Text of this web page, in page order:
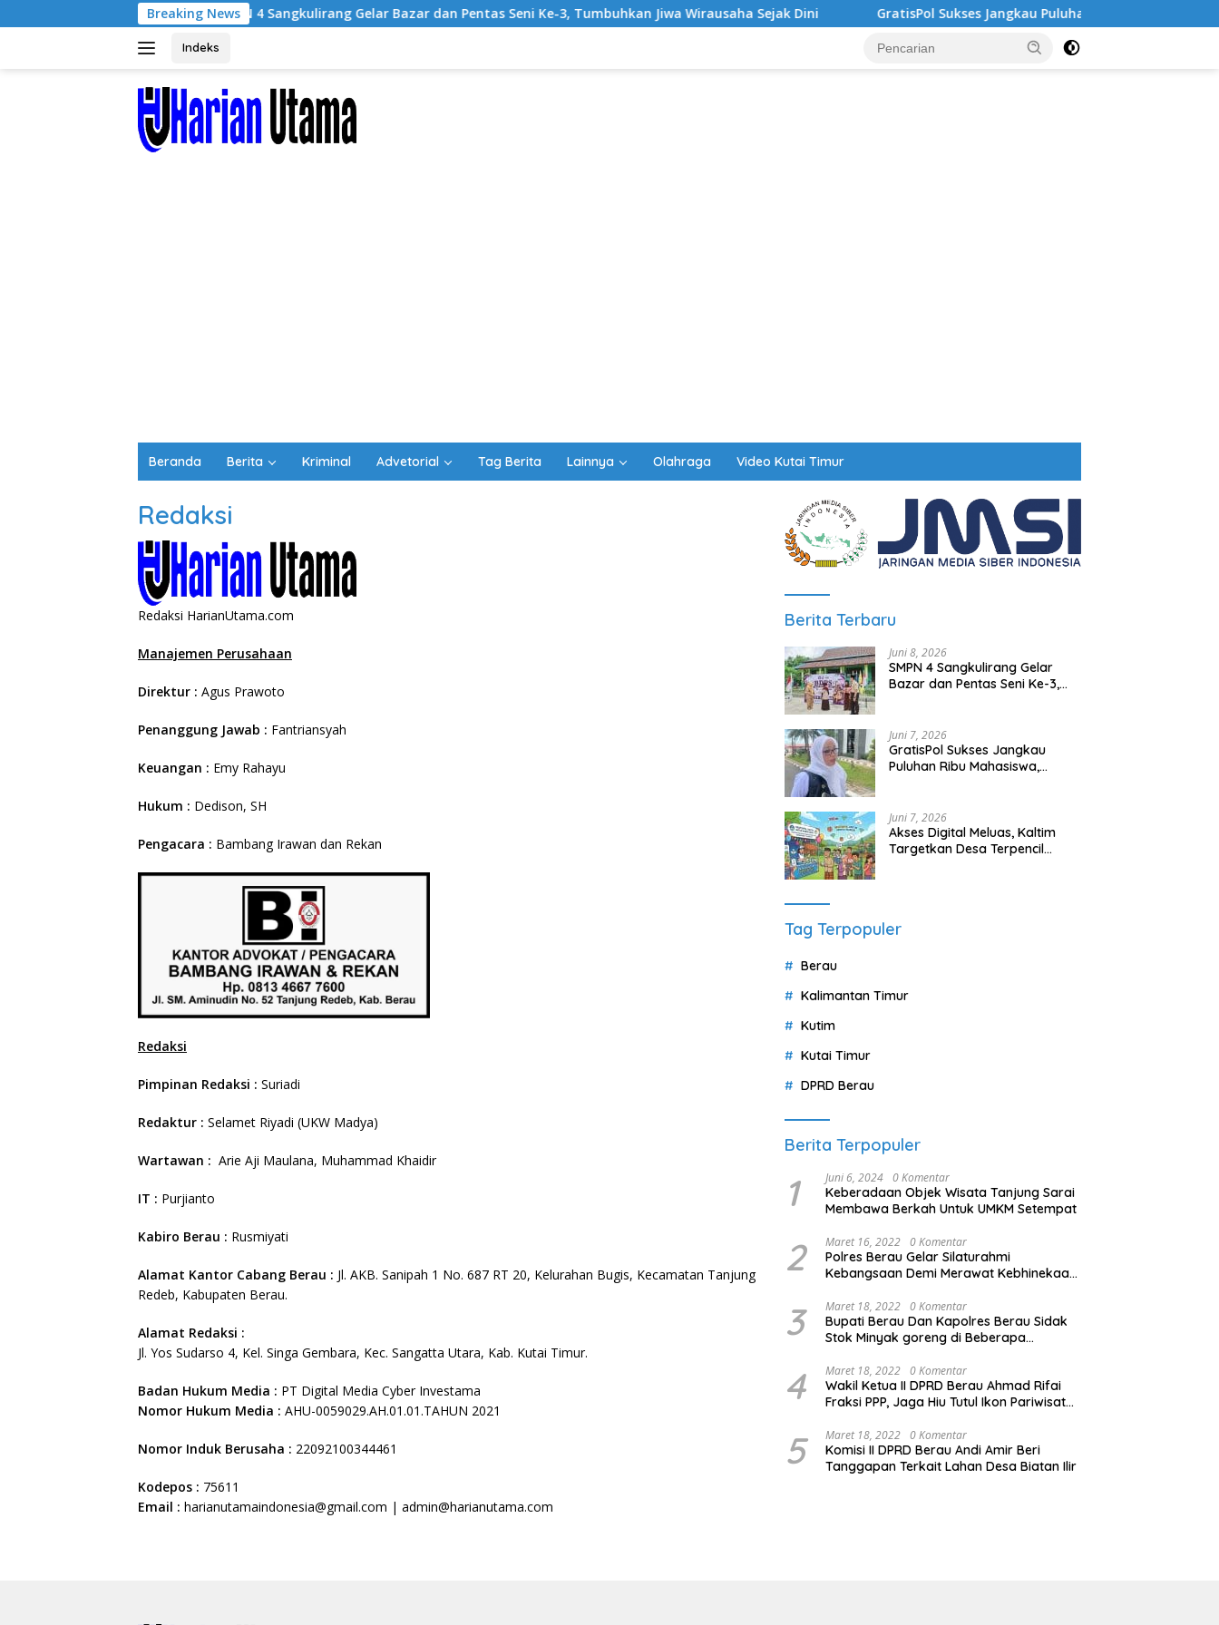
ke
Breaking News
SMPN 4 Sangkulirang Gelar Bazar dan Pentas Seni Ke-3, Tumbuhkan Jiwa Wirausaha Sejak Dini GratisPol Sukses Jangkau Puluhan Ribu Mahasiswa,
Indeks
Beranda Berita Kriminal Advetorial Tag Berita Lainnya Olahraga Video Kutai Timur
Redaksi
Redaksi HarianUtama.com
Manajemen Perusahaan
Direktur : Agus Prawoto
Penanggung Jawab : Fantriansyah
Keuangan : Emy Rahayu
Hukum : Dedison, SH
Pengacara : Bambang Irawan dan Rekan
Redaksi
Pimpinan Redaksi : Suriadi
Redaktur : Selamet Riyadi (UKW Madya)
Wartawan : Arie Aji Maulana, Muhammad Khaidir
IT : Purjianto
Kabiro Berau : Rusmiyati
Alamat Kantor Cabang Berau : Jl. AKB. Sanipah 1 No. 687 RT 20, Kelurahan Bugis, Kecamatan Tanjung
Redeb, Kabupaten Berau.
Alamat Redaksi :
Jl. Yos Sudarso 4, Kel. Singa Gembara, Kec. Sangatta Utara, Kab. Kutai Timur.
Badan Hukum Media : PT Digital Media Cyber Investama
Nomor Hukum Media : AHU-0059029.AH.01.01.TAHUN 2021
Nomor Induk Berusaha : 22092100344461
Kodepos : 75611
Email : harianutamaindonesia@gmail.com | admin@harianutama.com
Berita Terbaru
Juni 8, 2026
SMPN 4 Sangkulirang Gelar
Bazar dan Pentas Seni Ke-3,
Juni 7, 2026
GratisPol Sukses Jangkau
Puluhan Ribu Mahasiswa,
Juni 7, 2026
Akses Digital Meluas, Kaltim
Targetkan Desa Terpencil
Tag Terpopuler
Berau
Kalimantan Timur
Kutim
Kutai Timur
DPRD Berau
Berita Terpopuler
1 Juni 6, 2024 0 Komentar
Keberadaan Objek Wisata Tanjung Sarai
Membawa Berkah Untuk UMKM Setempat
2 Maret 16, 2022 0 Komentar
Polres Berau Gelar Silaturahmi
Kebangsaan Demi Merawat Kebhinekaan
3 Maret 18, 2022 0 Komentar
Bupati Berau Dan Kapolres Berau Sidak
Stok Minyak goreng di Beberapa
4 Maret 18, 2022 0 Komentar
Wakil Ketua II DPRD Berau Ahmad Rifai
Fraksi PPP, Jaga Hiu Tutul Ikon Pariwisata
5 Maret 18, 2022 0 Komentar
Komisi II DPRD Berau Andi Amir Beri
Tanggapan Terkait Lahan Desa Biatan Ilir